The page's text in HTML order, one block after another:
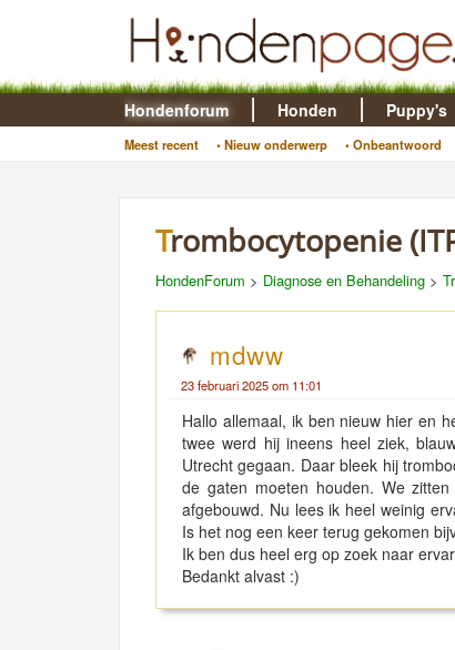
Hondenforum
Meest recent • Nieuw onderwerp • Onbeantwoord
Honden Puppy's
Trombocytopenie
HondenForum > Diagnose en Behandeling >
mdww
23 februari 2025 om 11:01
Hallo allemaal, ik ben nieuw hier en
twee werd hij ineens heel ziek,
Utrecht gegaan. Daar bleek hij
de gaten moeten houden. We
afgebouwd. Nu lees ik heel weinig
Is het nog een keer terug gekomen
Ik ben dus heel erg op zoek naar
Bedankt alvast :)